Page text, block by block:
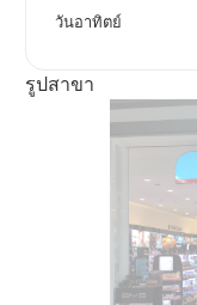
วันอาทิตย์
รูปสาขา